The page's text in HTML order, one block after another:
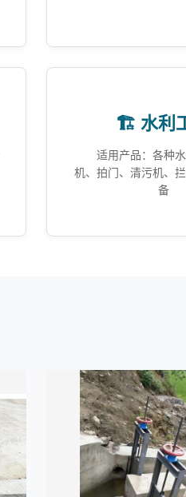
🏗️ 水利
适用产品：各种
机、拍门、清污机、
备